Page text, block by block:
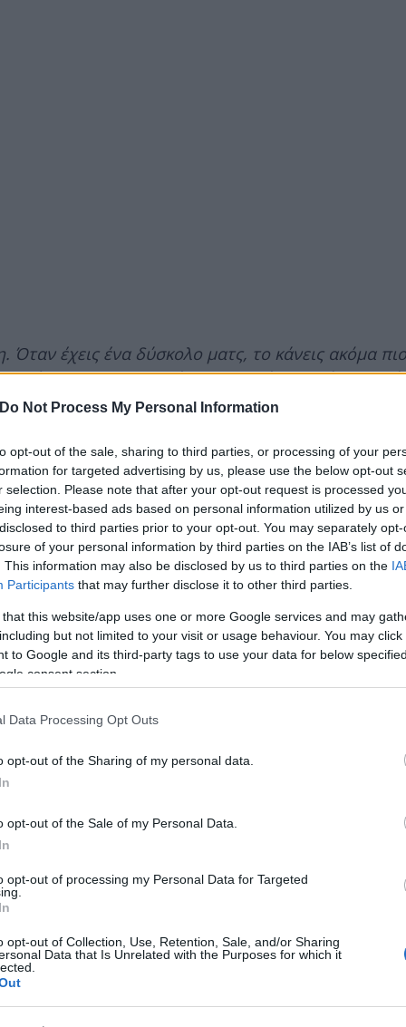
Do Not Process My Personal Information
opt-out of the sale, sharing to third parties, or processing of your
for targeted advertising by us, please use the below opt-out
selection. Please note that after your opt-out request is processed
interest-based ads based on personal information utilized by us
to third parties prior to your opt-out. You may separately
of your personal information by third parties on the IAB’s list of
This information may also be disclosed by us to third parties on the
Participants that may further disclose it to other third parties.
that this website/app uses one or more Google services and may
but not limited to your visit or usage behaviour. You may
to Google and its third-party tags to use your data for below
consent section.
Data Processing Opt Outs
opt-out of the Sharing of my personal data.
opt-out of the Sale of my Personal Data.
opt-out of processing my Personal Data for Targeted
opt-out of Collection, Use, Retention, Sale, and/or Sharing
Data that Is Unrelated with the Purposes for which it
έχεις ένα δύσκολο ματς, το κάνεις ακόμα
του Ολυμπιακού θα μπορούσε να είχε δει
τέτοια γκολ. Μετά όσο και να
μυαλό μας. Το χρησιμοποιήσαμε στο δεύτερο
δυνατή ομάδα και εμείς προσπαθήσαμε να το
τα πράγματα γίνονται δύσκολα. Καταφέραμε
για να δεχτούμε ένα γρήγορο σε αυτό. Αν δεν
διεκδικήσουμε κάτι».
Flash.gr στην αναζήτηση της Google